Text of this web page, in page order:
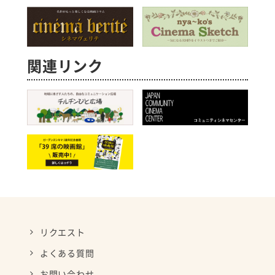
関連リンク
リクエスト
よくある質問